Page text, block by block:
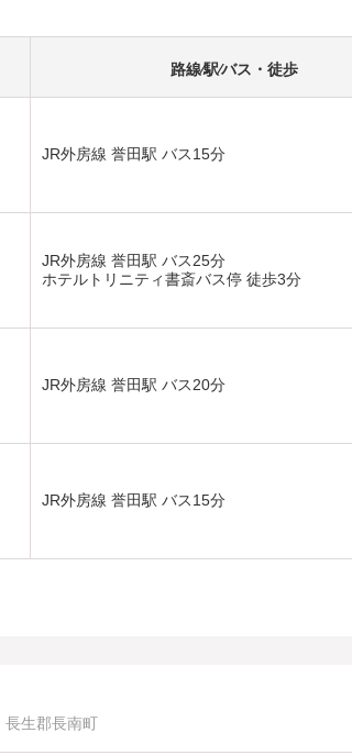
路線⁄駅⁄バス・徒歩
JR外房線 誉田駅 バス15分
JR外房線 誉田駅 バス25分
ホテルトリニティ書斎バス停 徒歩3分
JR外房線 誉田駅 バス20分
JR外房線 誉田駅 バス15分
長生郡長南町